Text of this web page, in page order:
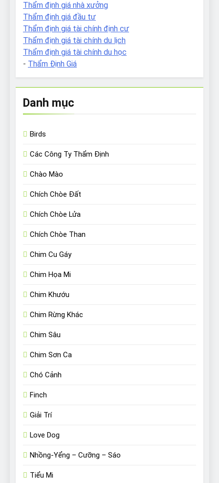
Thẩm định giá nhà xưởng
Thẩm định giá đầu tư
Thẩm định giá tài chính định cư
Thẩm định giá tài chính du lịch
Thẩm định giá tài chính du học
- Thẩm Định Giá
Danh mục
Birds
Các Công Ty Thẩm Định
Chào Mào
Chích Chòe Đất
Chích Chòe Lửa
Chích Chòe Than
Chim Cu Gáy
Chim Họa Mi
Chim Khướu
Chim Rừng Khác
Chim Sâu
Chim Sơn Ca
Chó Cảnh
Finch
Giải Trí
Love Dog
Nhồng-Yểng – Cưỡng – Sáo
Tiểu Mi